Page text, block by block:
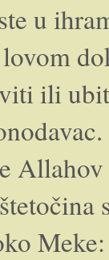
u
ili